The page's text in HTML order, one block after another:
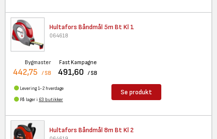
Hultafors Båndmål 5m Bt Kl 1
064618
Bygmaster
442,75 / SB
Fast Kampagne
491,60 / SB
Levering 1-2 hverdage
På lager i 63 butikker
Se produkt
Hultafors Båndmål 8m Bt Kl 2